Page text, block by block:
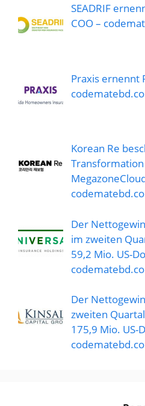
SEADRIF
COO –
Praxis ernennt
Korean Re
Der
im zweiten
59,2 Mio. US-
Der
zweiten
175,9 Mio. US-